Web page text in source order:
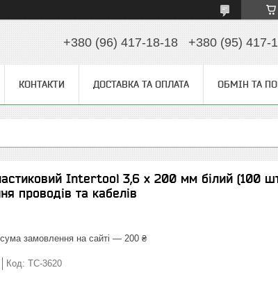
+380 (96) 417-18-18 +380 (95) 417-
КОНТАКТИ ДОСТАВКА ТА ОПЛАТА ОБМІН ТА
Intertool 3,6 х 200 мм білий (100
проводів та кабелів
сума замовлення на сайті — 200 ₴
Код: TC-3620